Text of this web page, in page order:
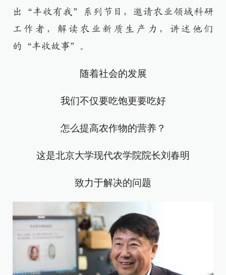
出“丰收有我”系列节目，邀请农业领域科研
工作者，解读农业新质生产力，讲述他们
的“丰收故事”。
随着社会的发展
我们不仅要吃饱更要吃好
怎么提高农作物的营养？
这是北京大学现代农学院院长刘春明
致力于解决的问题